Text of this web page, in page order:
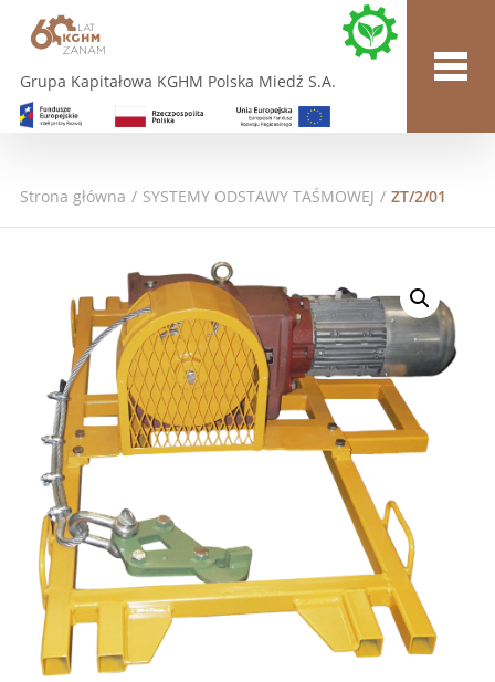
Grupa Kapitałowa KGHM Polska Miedź S.A.
Strona główna / SYSTEMY ODSTAWY TAŚMOWEJ / ZT/2/01